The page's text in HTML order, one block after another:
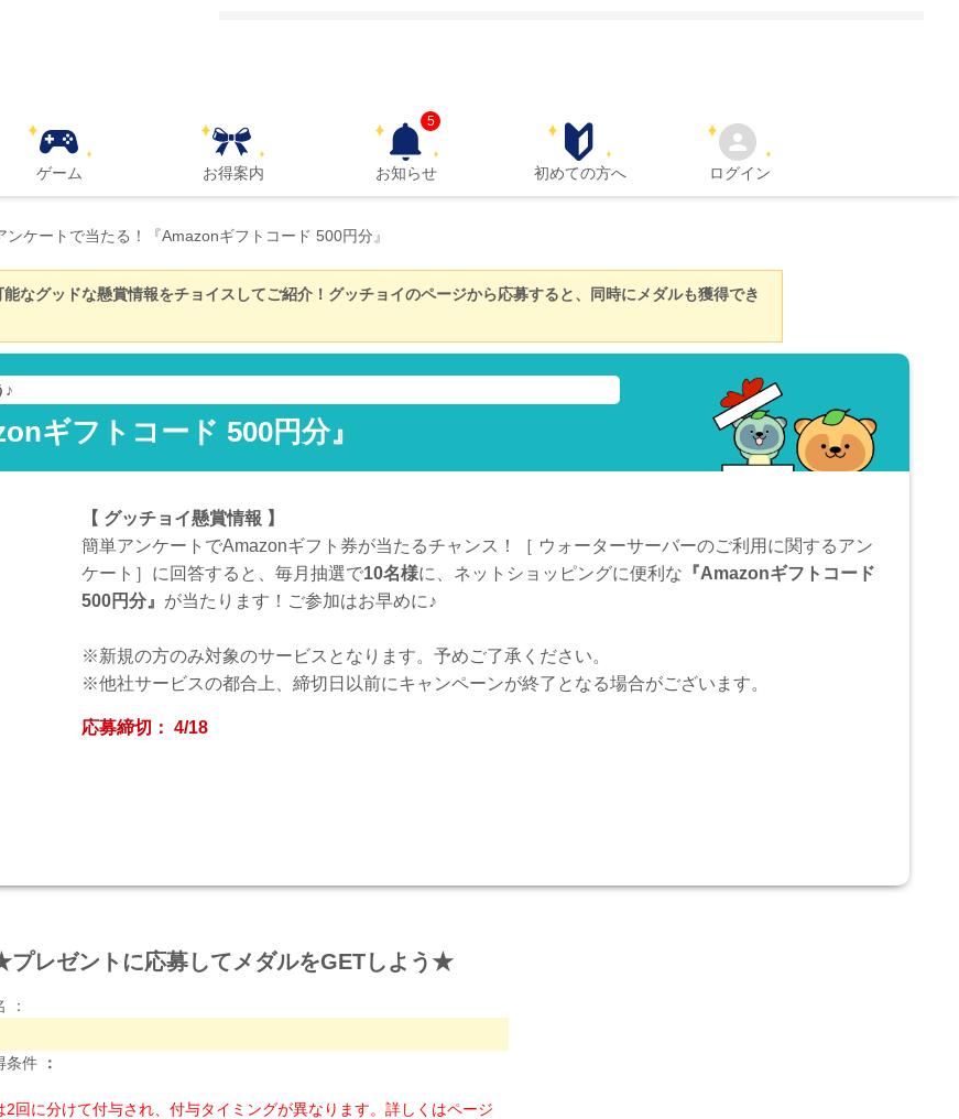
ゲーム お得案内 お知らせ
5
初めての方へ ログイン
ンケートで当たる！『Amazonギフトコード 500円分』
なグッドな懸賞情報をチョイスしてご紹介！グッチョイのページから応募すると、同時にメダルも獲得でき
♪
ギフトコード 500円分』
【 グッチョイ懸賞情報 】
簡単アンケートでAmazonギフト券が当たるチャンス！［ ウォーターサーバーのご利用に関するアン
ケート］に回答すると、毎月抽選で10名様に、ネットショッピングに便利な 『Amazonギフトコード
500円分』 が当たります！ご参加はお早めに♪
※新規の方のみ対象のサービスとなります。予めご了承ください。
※他社サービスの都合上、締切日以前にキャンペーンが終了となる場合がございます。
応募締切： 4/18
レゼントに応募してメダルをGETしよう★
：
条件 ：
回に分けて付与され、付与タイミングが異なります。詳しくはページ